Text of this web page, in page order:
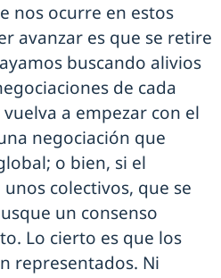
nos ocurre en estos
avanzar es que se retire
buscando alivios
de cada
a empezar con el
negociación que
o bien, si el
colectivos, que se
un consenso
Lo cierto es que los
representados. Ni